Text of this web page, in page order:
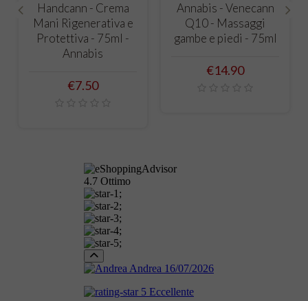
Handcann - Crema
Mani Rigenerativa e
Protettiva - 75ml -
Annabis
Price
€7.50
Annabis - Venecann
Q10 - Massaggi
gambe e piedi - 75ml
Price
€14.90